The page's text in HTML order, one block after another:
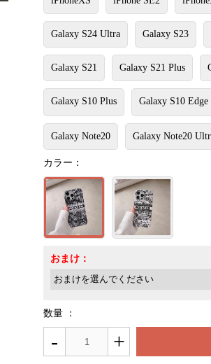
Galaxy S24 Ultra Galaxy S23
Galaxy S21 Galaxy S21 Plus
Galaxy S10 Plus Galaxy S10 Edge
Galaxy Note20 Galaxy Note20
カラー：
おまけ：
数量 ：
- +